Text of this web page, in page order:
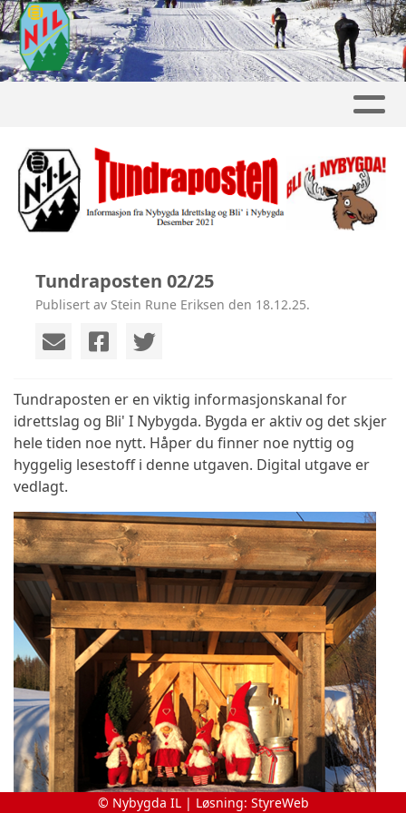
Tundraposten 02/25
Publisert av Stein Rune Eriksen den 18.12.25.
Tundraposten er en viktig informasjonskanal for
idrettslag og Bli' I Nybygda. Bygda er aktiv og det skjer
hele tiden noe nytt. Håper du finner noe nyttig og
hyggelig lesestoff i denne utgaven. Digital utgave er
vedlagt.
© Nybygda IL | Løsning: StyreWeb